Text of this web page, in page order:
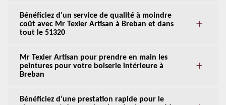
Bénéficiez d’un service de qualité à moindre
coût avec Mr Texier Artisan à Breban et dans
tout le 51320
Mr Texier Artisan pour prendre en main les
peintures pour votre boiserie intérieure à
Breban
Bénéficiez d’une prestation rapide pour le